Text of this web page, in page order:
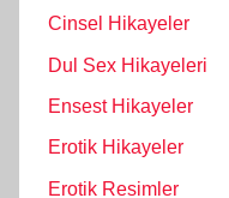
Cinsel Hikayeler
Dul Sex Hikayeleri
Ensest Hikayeler
Erotik Hikayeler
Erotik Resimler